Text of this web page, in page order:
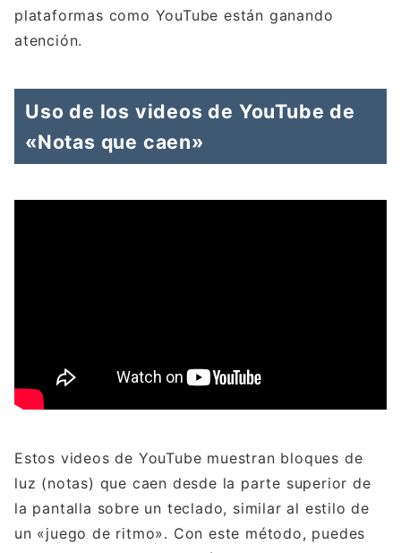
plataformas como YouTube están ganando
atención.
Uso de los videos de YouTube de
«Notas que caen»
Estos videos de YouTube muestran bloques de
luz (notas) que caen desde la parte superior de
la pantalla sobre un teclado, similar al estilo de
un «juego de ritmo». Con este método, puedes